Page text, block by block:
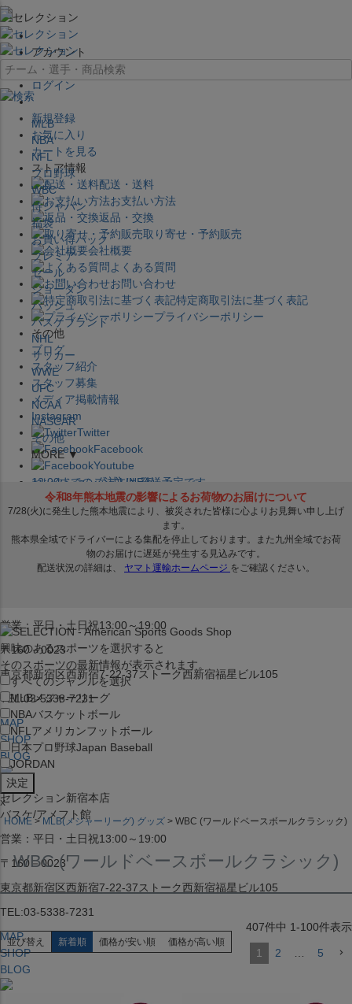
×
アカウント
ログイン
新規登録
お気に入り
カートを見る
ストア情報
配送・送料
お支払い方法
返品・交換
取り寄せ・予約販売
会社概要
よくある質問
お問い合わせ
特定商取引法に基づく表記
プライバシーポリシー
その他
ブログ
スタッフ紹介
スタッフ募集
メディア掲載情報
Instagram
Twitter
Facebook
Youtube
セレクション公式LINE@
営業：平日・土日祝13:00～19:00
〒160－0023
東京都新宿区西新宿7-22-37ストーク西新宿福星ビル105
TEL:03-5338-7231
MAP
SHOP
BLOG
セレクション新宿本店
バスケ/アメフト館
営業：平日・土日祝13:00～19:00
〒160－0023
東京都新宿区西新宿7-22-37ストーク西新宿福星ビル105
TEL:03-5338-7231
MAP
SHOP
BLOG
MLB
NBA
NFL
プロ野球
WBC
侍ジャパン
福袋
お買い得パック
プレミア
セール
ジョーダン
バッシュ
バスケブランド
NHL
サッカー
WWE
UFC
NCAA
NASCAR
その他
MORE ▼
12:00までのご注文は発送予定です。
在庫品は 1-3営業日内で発送!! ※お取寄せ商品は対象外
興味のあるスポーツを選択すると
そのスポーツの最新情報が表示されます。
すべてのジャンルを選択
MLBメジャーリーグ
NBAバスケットボール
NFL アメリカンフットボール
日本プロ野球Japan Baseball
JORDAN
x
HOME MLB(メジャーリーグ) グッズ WBC (ワールドベースボールクラシック)
WBC (ワールドベースボールクラシック)
並び替え 新着順 価格が安い順 価格が高い順
407件中 1-100件表示
1 2 … 5